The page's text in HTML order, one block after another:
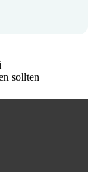
sollten